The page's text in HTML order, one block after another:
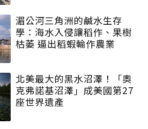
湄公河三角洲的鹹水生存
學：海水入侵讓稻作、果樹
枯萎 逼出稻蝦輪作農業
北美最大的黑水沼澤！「奧
克弗諾基沼澤」成美國第27
座世界遺產